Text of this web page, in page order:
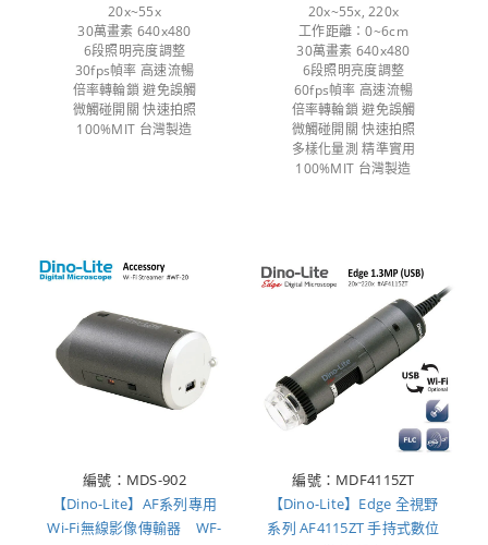
20x~55x
30萬畫素 640x480
6段照明亮度調整
30fps幀率 高速流暢
倍率轉輪鎖 避免誤觸
微觸碰開關 快速拍照
100%MIT 台灣製造
20x~55x, 220x
工作距離：0~6cm
30萬畫素 640x480
6段照明亮度調整
60fps幀率 高速流暢
倍率轉輪鎖 避免誤觸
微觸碰開關 快速拍照
多樣化量測 精準實用
100%MIT 台灣製造
編號：MDS-902
【Dino-Lite】AF系列專用
Wi-Fi無線影像傳輸器 WF-
編號：MDF4115ZT
【Dino-Lite】Edge 全視野
系列 AF4115ZT 手持式數位